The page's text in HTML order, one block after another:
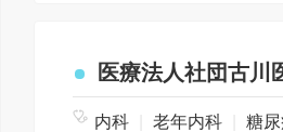
医療法人社団古川
内科 老年内科 糖